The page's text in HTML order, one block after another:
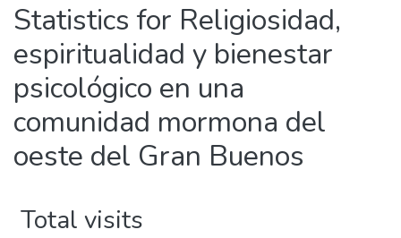
Statistics for Religiosidad,
espiritualidad y bienestar
psicológico en una
comunidad mormona del
oeste del Gran Buenos
Total visits